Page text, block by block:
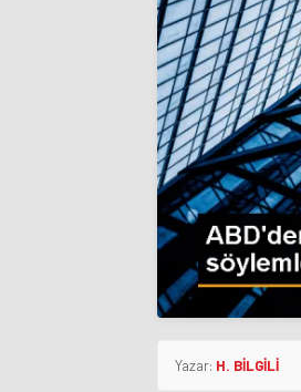
Yazar: H. BİLGİLİ